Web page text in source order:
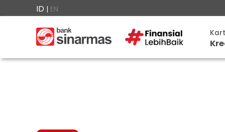
ID | EN
Kredit